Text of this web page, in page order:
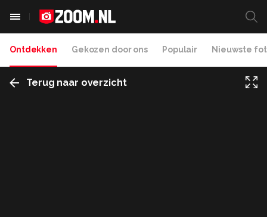
Ontdekken Gekozen door ons Populair Nieuwste
Terug naar overzicht